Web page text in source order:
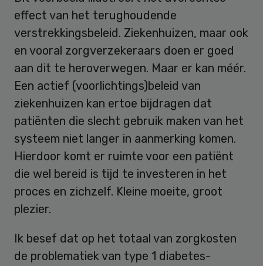
effect van het terughoudende
verstrekkingsbeleid. Ziekenhuizen, maar ook
en vooral zorgverzekeraars doen er goed
aan dit te heroverwegen. Maar er kan méér.
Een actief (voorlichtings)beleid van
ziekenhuizen kan ertoe bijdragen dat
patiënten die slecht gebruik maken van het
systeem niet langer in aanmerking komen.
Hierdoor komt er ruimte voor een patiënt
die wel bereid is tijd te investeren in het
proces en zichzelf. Kleine moeite, groot
plezier.
Ik besef dat op het totaal van zorgkosten
de problematiek van type 1 diabetes-